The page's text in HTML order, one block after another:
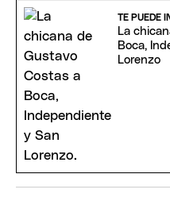
TE PUEDE
La
Boca,
Lorenzo